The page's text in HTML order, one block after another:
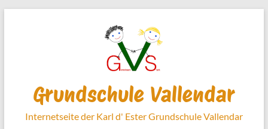
Grundschule Vallendar
Internetseite der Karl d' Ester Grundschule Vallendar